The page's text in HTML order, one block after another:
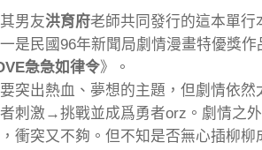
男友洪育府老師共同發行的這本單行
是民國96年新聞局劇情漫畫特優獎
急急如律令》。
突出熱血、夢想的主題，但劇情依然
刺激→挑戰並成爲勇者orz。劇情之
衝突又不夠。但不知是否無心插柳柳